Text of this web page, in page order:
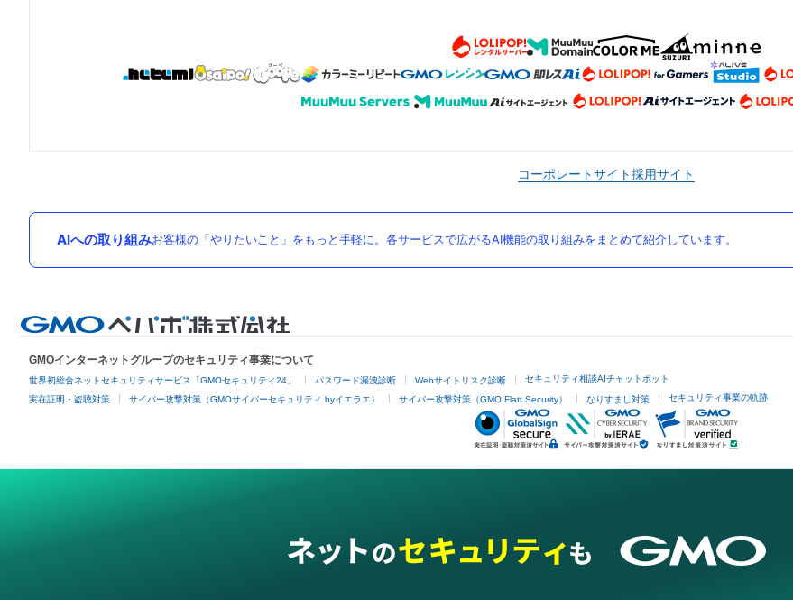
コーポレートサイト採用サイト
AIへの取り組みお客様の「やりたいこと」をもっと手軽に。各サービスで広がるAI機能の取り組みをまとめて紹介しています。
GMOインターネットグループのセキュリティ事業について
世界初総合ネットセキュリティサービス「GMOセキュリティ24」 パスワード漏洩診断 Webサイトリスク診断 セキュリティ相談AIチャットボット
実在証明・盗聴対策 サイバー攻撃対策（GMOサイバーセキュリティ byイエラエ） サイバー攻撃対策（GMO Flatt Security） なりすまし対策 セキュリティ事業の軌跡